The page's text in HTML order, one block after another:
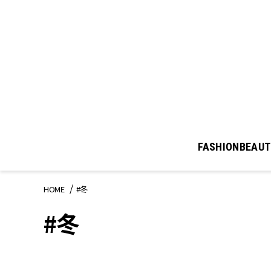
FASHION
HOME #冬
#冬